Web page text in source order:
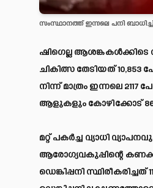
സംസ്ഥാനത്ത് ഇന്നലെ പനി ബാധിച്ച്
ഷിഗെല്ല
ചികിത്സ തേടിയത്
നിന്ന് മാത്രം ഇന്നലെ
ആളുകളും കോഴിക്കോട്
മറ്റ് പകര്‍ച്ച വ്യാധി
ആരോഗ്യവകുപ്പിന്റെ
ഡെങ്കിപ്പനി